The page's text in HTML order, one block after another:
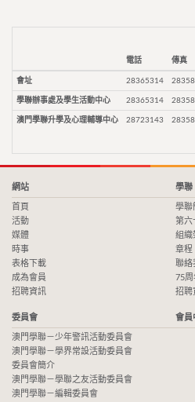
電話 傳真
會址 28365314
學聯辦事處及學生活動中心 28365314
澳門學聯升學及心理輔導中心 28723143
網站
首頁
活動
媒體
時事
表格下載
成為會員
招聘資訊
學聯
學聯
第六
組織
章程
聯絡
75周
招聘
委員會
澳門學聯－少年警訊活動委員會
澳門學聯－學界常設活動委員會
委員會簡介
澳門學聯－學聯之友活動委員會
澳門學聯－編輯委員會
會員